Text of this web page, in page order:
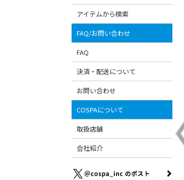
アイテムから検索
FAQ/お問い合わせ
FAQ
決済・配送について
お問い合わせ
COSPAについて
取扱店舗
会社紹介